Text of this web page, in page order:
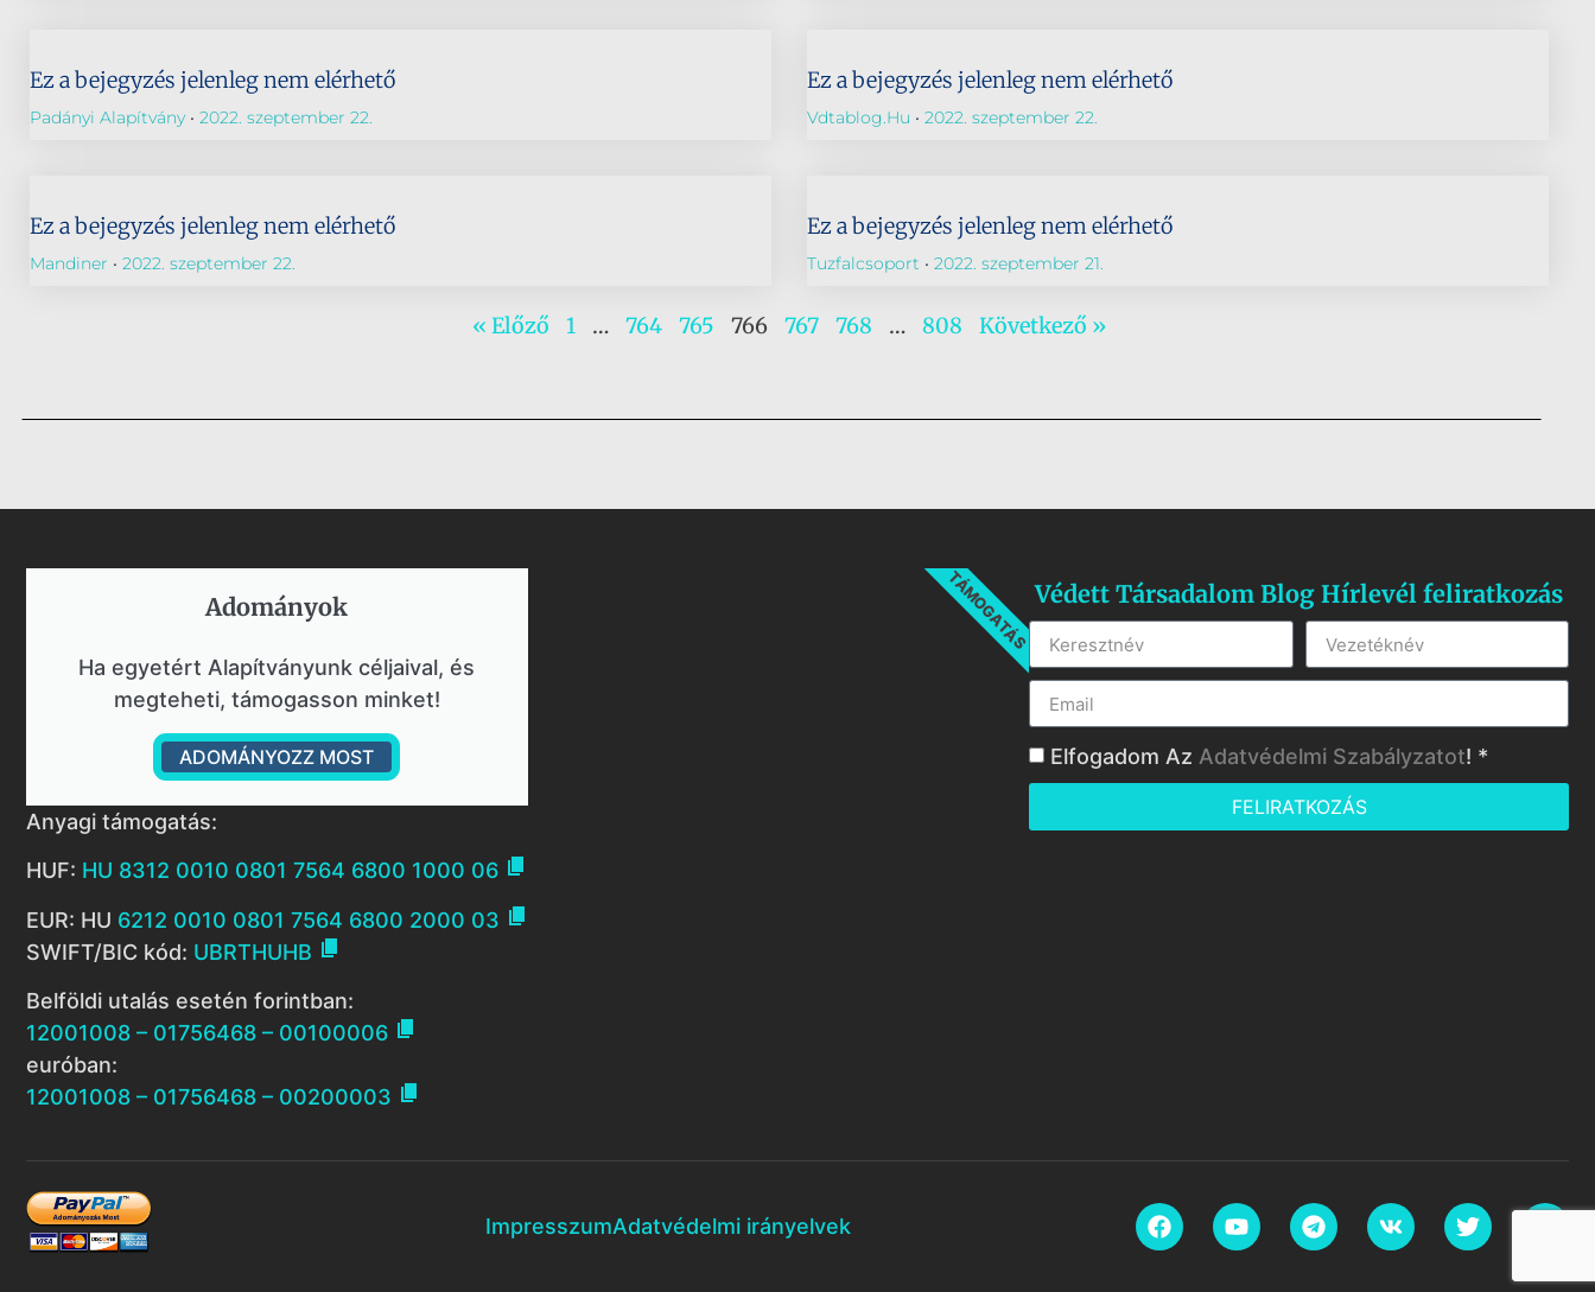
Ez a bejegyzés jelenleg nem elérhető
Padányi Alapítvány 2022. szeptember 22.
Ez a bejegyzés jelenleg nem elérhető
Vdtablog.hu 2022. szeptember 22.
Ez a bejegyzés jelenleg nem elérhető
Mandiner 2022. szeptember 22.
Ez a bejegyzés jelenleg nem elérhető
Tuzfalcsoport 2022. szeptember 21.
« Előző 1 … 764 765 766 767 768 … 808 Következő »
Adományok​
Ha egyetért Alapítványunk céljaival, és
megteheti, támogasson minket!
ADOMÁNYOZZ MOST
TÁMOGATÁS
Anyagi támogatás:
HUF: HU 8312 0010 0801 7564 6800 1000 06 
EUR: HU 6212 0010 0801 7564 6800 2000 03 
SWIFT/BIC kód: UBRTHUHB 
Belföldi utalás esetén forintban:
12001008 – 01756468 – 00100006 
euróban:
12001008 – 01756468 – 00200003 
Védett Társadalom Blog Hírlevél feliratkozás
Elfogadom Az Adatvédelmi Szabályzatot! *
FELIRATKOZÁS
ImpresszumAdatvédelmi irányelvek